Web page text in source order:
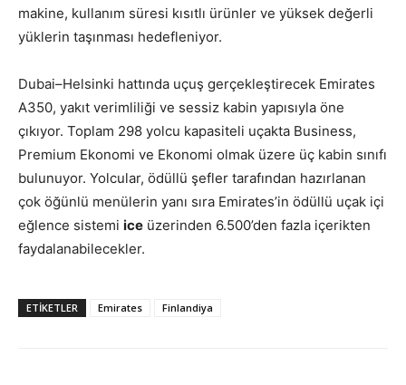
makine, kullanım süresi kısıtlı ürünler ve yüksek değerli
yüklerin taşınması hedefleniyor.
Dubai–Helsinki hattında uçuş gerçekleştirecek Emirates
A350, yakıt verimliliği ve sessiz kabin yapısıyla öne
çıkıyor. Toplam 298 yolcu kapasiteli uçakta Business,
Premium Ekonomi ve Ekonomi olmak üzere üç kabin sınıfı
bulunuyor. Yolcular, ödüllü şefler tarafından hazırlanan
çok öğünlü menülerin yanı sıra Emirates’in ödüllü uçak içi
eğlence sistemi ice üzerinden 6.500’den fazla içerikten
faydalanabilecekler.
ETIKETLER Emirates Finlandiya